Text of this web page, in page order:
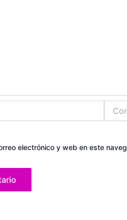
electrónico y web en este